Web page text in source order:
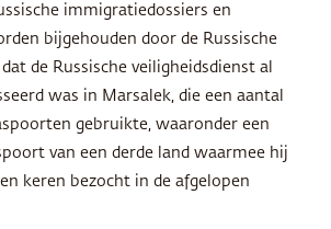
immigratiedossiers en
bijgehouden door de Russische
dat de Russische veiligheidsdienst al
was in Marsalek, die een aantal
gebruikte, waaronder een
van een derde land waarmee hij
keren bezocht in de afgelopen